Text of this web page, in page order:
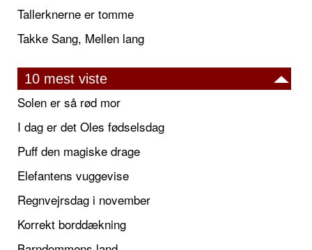
Tallerknerne er tomme
Takke Sang, Mellen lang
10 mest viste
Solen er så rød mor
I dag er det Oles fødselsdag
Puff den magiske drage
Elefantens vuggevise
Regnvejrsdag i november
Korrekt borddækning